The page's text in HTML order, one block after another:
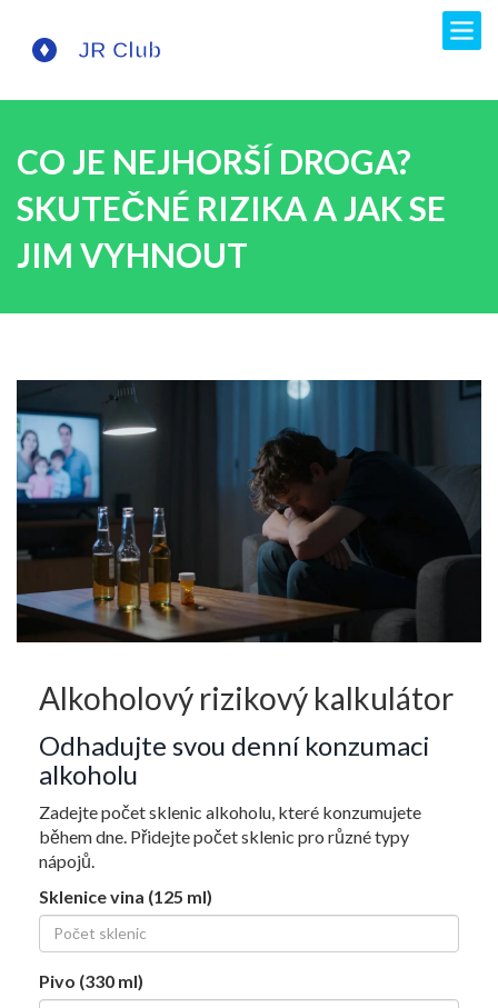
CO JE NEJHORŠÍ DROGA?
SKUTEČNÉ RIZIKA A JAK SE
JIM VYHNOUT
Alkoholový rizikový kalkulátor
Odhadujte svou denní konzumaci
alkoholu
Zadejte počet sklenic alkoholu, které konzumujete
během dne. Přidejte počet sklenic pro různé typy
nápojů.
Sklenice vina (125 ml)
Pivo (330 ml)